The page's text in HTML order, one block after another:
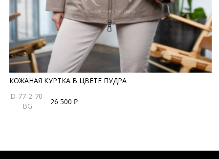
КОЖАНАЯ КУРТКА В ЦВЕТЕ ПУДРА
D-77-2-70-
BG
26 500 ₽